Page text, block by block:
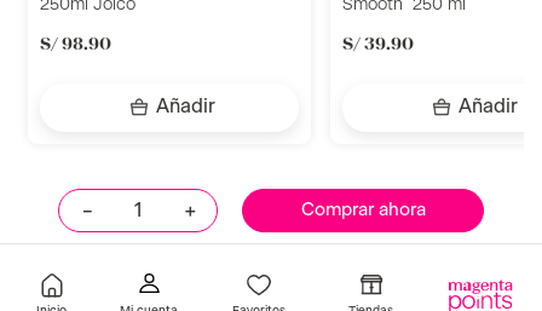
＋
－ Comprar ahora
250ml Joico
S/ 98.90
Añadir
Smooth 250 ml
S/ 39.90
Añadir
Llevalos juntos